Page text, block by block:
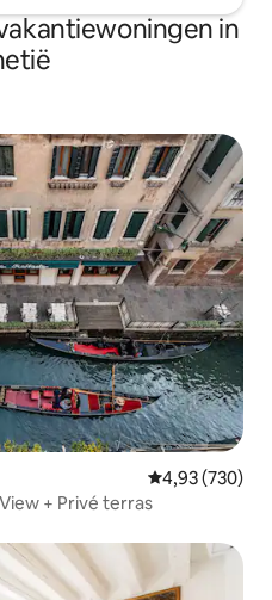
in
Gemiddelde
4,93 (730)
+ Privé terras